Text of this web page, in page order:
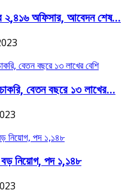
২,৪১৬ অফিসার, আবেদন শেষ...
বেতন বছরে ১৩ লাখের...
বড় নিয়োগ, পদ ১,১৪৮